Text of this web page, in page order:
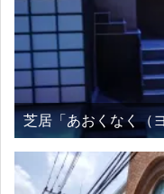
芝居「あおくなく（